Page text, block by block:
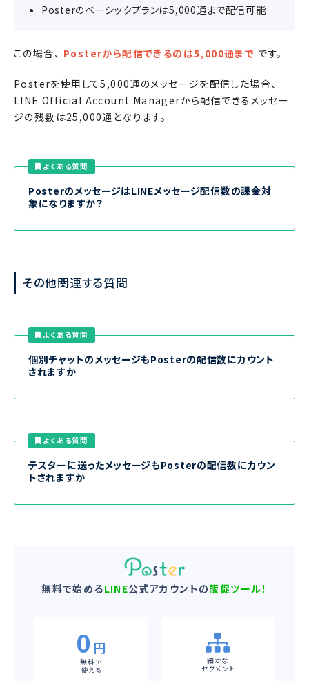
Posterのベーシックプランは5,000通まで配信可能
この場合、 Posterから配信できるのは5,000通まで です。
Posterを使用して5,000通のメッセージを配信した場合、
LINE Official Account Managerから配信できるメッセー
ジの残数は25,000通となります。
よくある質問
PosterのメッセージはLINEメッセージ配信数の課金対
象になりますか？
その他関連する質問
よくある質問
個別チャットのメッセージもPosterの配信数にカウント
されますか
よくある質問
テスターに送ったメッセージもPosterの配信数にカウン
トされますか
無料で始めるLINE公式アカウントの販促ツール！
0 円
無料で
使える
細かな
セグメント